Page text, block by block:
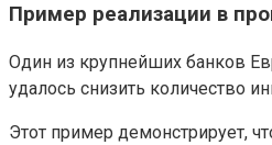
Пример реализации в
Один из крупнейших банков
удалось снизить количество
Этот пример демонстрирует,